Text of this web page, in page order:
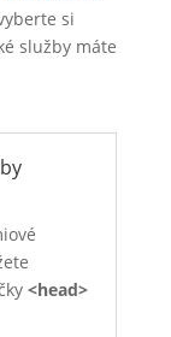
si
služby máte
<head>